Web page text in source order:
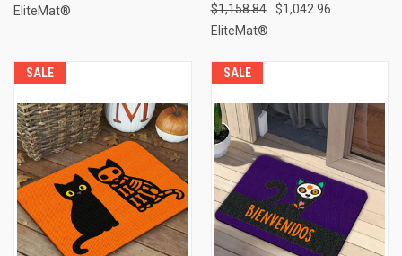
EliteMat®
$1,158.84
$1,042.96
EliteMat®
SALE SALE